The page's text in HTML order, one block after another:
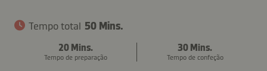
Tempo total 50 Mins.
20 Mins.
Tempo de preparação
30 Mins.
Tempo de confeção